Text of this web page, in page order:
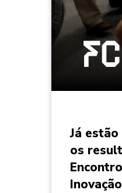
Já
os